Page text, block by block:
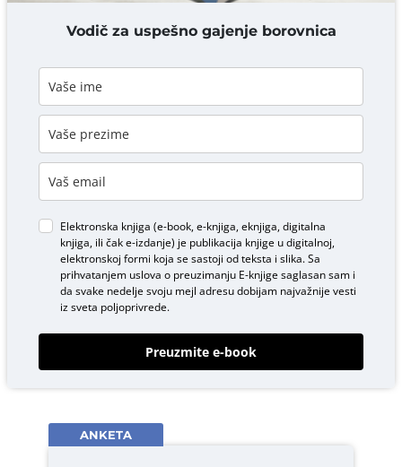
DODAJ KOMENTAR
Vodič za uspešno gajenje borovnica
Elektronska knjiga (e-book, e-knjiga, eknjiga, digitalna
knjiga, ili čak e-izdanje) je publikacija knjige u digitalnoj,
elektronskoj formi koja se sastoji od teksta i slika. Sa
prihvatanjem uslova o preuzimanju E-knjigesaglasan sam i
da svake nedelje svoju mejl adresu dobijam najvažnije vesti
iz sveta poljoprivrede.
Preuzmite e-book
ANKETA